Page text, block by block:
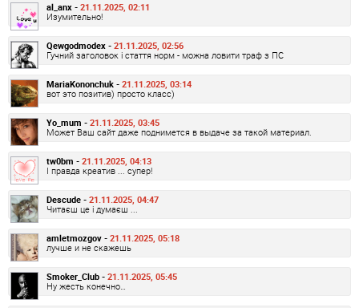
al_anx - 21.11.2025, 02:11
Изумительно!
Qewgodmodex - 21.11.2025, 02:56
Гучний заголовок і стаття норм - можна ловити траф з ПС
MariaKononchuk - 21.11.2025, 03:14
вот это позитив) просто класс)
Yo_mum - 21.11.2025, 03:45
Может Ваш сайт даже поднимется в выдаче за такой материал.
tw0bm - 21.11.2025, 04:13
І правда креатив ... супер!
Descude - 21.11.2025, 04:47
Читаєш це і думаєш ...
amletmozgov - 21.11.2025, 05:18
лучше и не скажешь
Smoker_Club - 21.11.2025, 05:45
Ну жесть конечно…